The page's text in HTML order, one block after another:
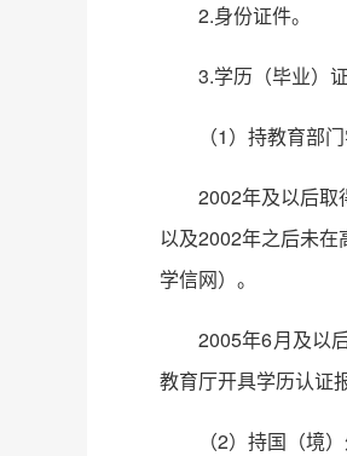
2.身份证件。
3.学历（毕业）证
（1）持教育部
2002年及以后取
以及2002年之后未
学信网）。
2005年6月及以
教育厅开具学历认证
（2）持国（境